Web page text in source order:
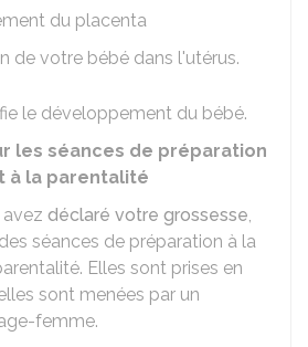
du placenta
de votre bébé dans l'utérus.
le développement du bébé.
les séances de préparation
à la parentalité
déclaré votre grossesse,
séances de préparation à la
Elles sont prises en
sont menées par un
femme.